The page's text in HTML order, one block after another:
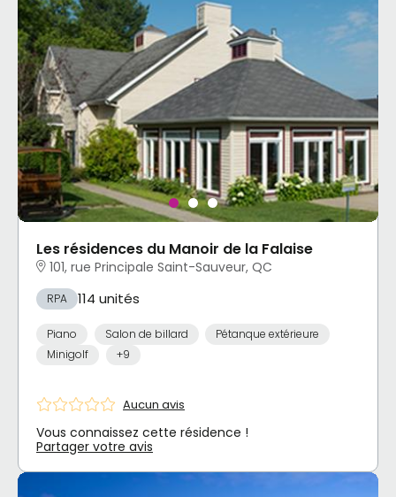
Les résidences du Manoir de la Falaise
101, rue Principale Saint-Sauveur, QC
RPA 114 unités
Piano Salon de billard
Pétanque extérieure
Minigolf
+9
Aucun avis
Vous connaissez cette résidence !
Partager votre avis